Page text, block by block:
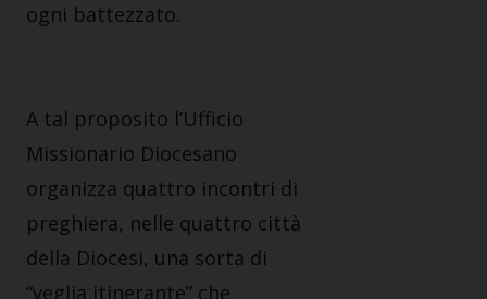
ogni battezzato.
A tal proposito l’Ufficio
Missionario Diocesano
organizza quattro incontri di
preghiera, nelle quattro città
della Diocesi, una sorta di
“veglia itinerante” che